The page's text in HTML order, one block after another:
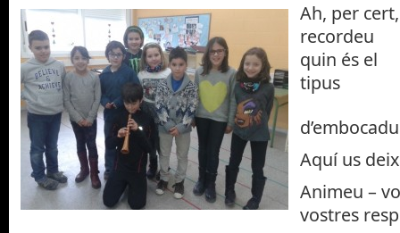
Ah, per cert,
recordeu
quin és el
tipus
Aquí us
Animeu –
vostres